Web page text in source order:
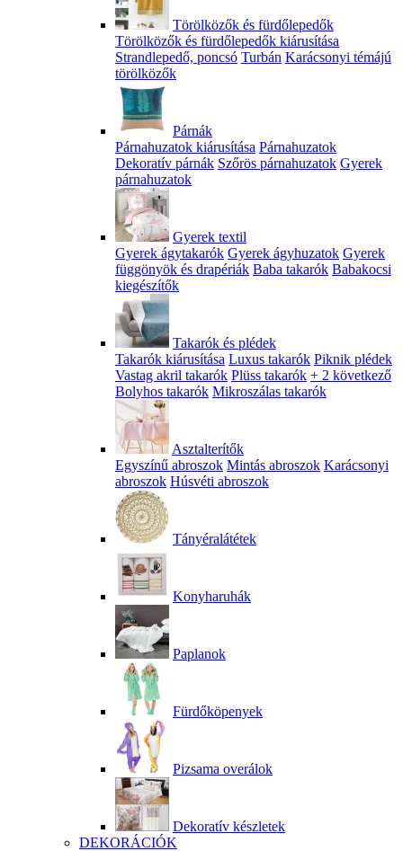
Törölközők és fürdőlepedők
Törölközők és fürdőlepedők kiárusítása
Strandlepedő, poncsó Turbán Karácsonyi témájú
törölközők
Párnák
Párnahuzatok kiárusítása Párnahuzatok
Dekoratív párnák Szőrös párnahuzatok Gyerek
párnahuzatok
Gyerek textil
Gyerek ágytakarók Gyerek ágyhuzatok Gyerek
függönyök és drapériák Baba takarók Babakocsi
kiegészítők
Takarók és plédek
Takarók kiárusítása Luxus takarók Piknik plédek
Vastag akril takarók Plüss takarók + 2 következő
Bolyhos takarók Mikroszálas takarók
Asztalterítők
Egyszínű abroszok Mintás abroszok Karácsonyi
abroszok Húsvéti abroszok
Tányéralátétek
Konyharuhák
Paplanok
Fürdőköpenyek
Pizsama overálok
Dekoratív készletek
DEKORÁCIÓK